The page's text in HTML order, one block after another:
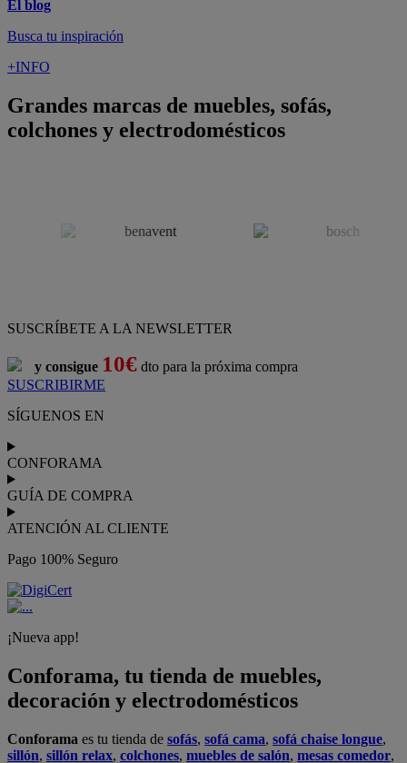
El blog
Busca tu inspiración
+INFO
Grandes marcas de muebles, sofás,
colchones y electrodomésticos
SUSCRÍBETE A LA NEWSLETTER
y consigue 10€ dto para la próxima compra
SUSCRIBIRME
SÍGUENOS EN
CONFORAMA
GUÍA DE COMPRA
ATENCIÓN AL CLIENTE
Pago 100% Seguro
¡Nueva app!
Conforama, tu tienda de muebles,
decoración y electrodomésticos
Conforama es tu tienda de sofás, sofá cama, sofá chaise longue,
sillón, sillón relax, colchones, muebles de salón, mesas comedor,